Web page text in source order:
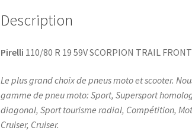
Description
Pirelli 110/80 R 19 59V SCORPION TRAIL FRONT
Le plus grand choix de pneus moto et scooter.
gamme de pneu moto: Sport, Supersport
diagonal, Sport tourisme radial, Compétition,
Cruiser, Cruiser.